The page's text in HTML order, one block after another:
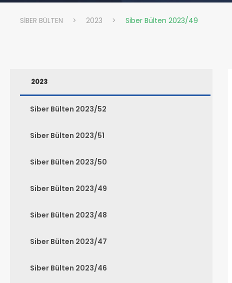
SİBER BÜLTEN > 2023 > Siber Bülten 2023/49
2023
Siber Bülten 2023/52
Siber Bülten 2023/51
Siber Bülten 2023/50
Siber Bülten 2023/49
Siber Bülten 2023/48
Siber Bülten 2023/47
Siber Bülten 2023/46